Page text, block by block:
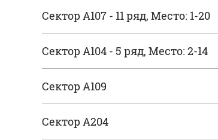
Сектор A107 - 11 ряд, Место: 1-20
В КОРЗИНУ
Сектор A104 - 5 ряд, Место: 2-14
В КОРЗИНУ
Сектор А109В КОРЗИНУ
Сектор А204В КОРЗИНУ